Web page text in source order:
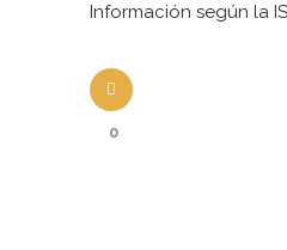
Información según la
0